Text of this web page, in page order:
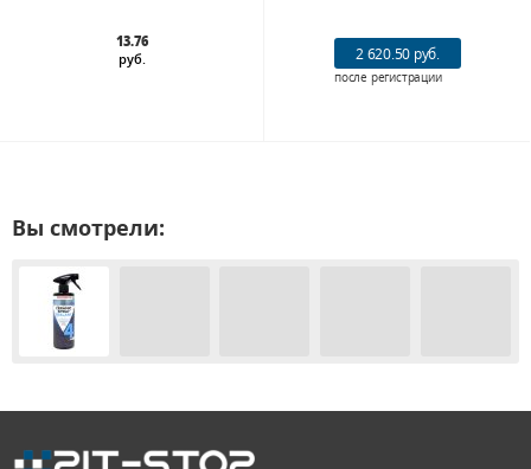
13.76
руб.
2 620.50 руб.
после регистрации
Вы смотрели: